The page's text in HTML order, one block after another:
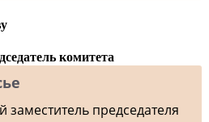
комитета
заместитель председателя